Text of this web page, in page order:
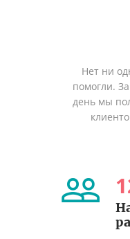
Нет ни
помогли.
день мы